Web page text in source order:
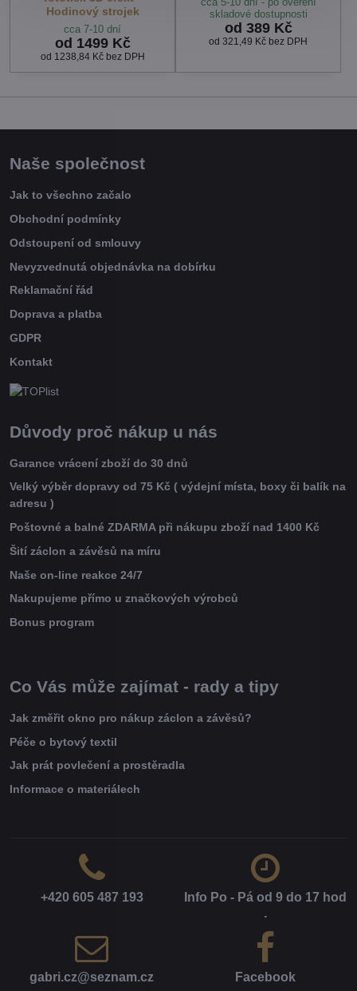
Hodinový strojek
cca 7-10 dní
od 1499 Kč
od 1238,84 Kč bez DPH
skladové dostupnosti
od 389 Kč
od 321,49 Kč bez DPH
Naše společnost
Jak to všechno začalo
Obchodní podmínky
Odstoupení od smlouvy
Nevyzvednutá objednávka na dobírku
Reklamační řád
Doprava a platba
GDPR
Kontakt
Důvody proč nákup u nás
Garance vrácení zboží do 30 dnů
Velký výběr dopravy od 75 Kč ( výdejní místa, boxy či balík na
adresu )
Poštovné a balné ZDARMA při nákupu zboží nad 1400 Kč
Šití záclon a závěsů na míru
Naše on-line reakce 24/7
Nakupujeme přímo u značkových výrobců
Bonus program
Co Vás může zajímat - rady a tipy
Jak změřit okno pro nákup záclon a závěsů?
Péče o bytový textil
Jak prát povlečení a prostěradla
Informace o materiálech
+420 605 487 193
Info Po - Pá od 9 do 17 hod​
.
gabri​.cz​@seznam​.cz Facebook